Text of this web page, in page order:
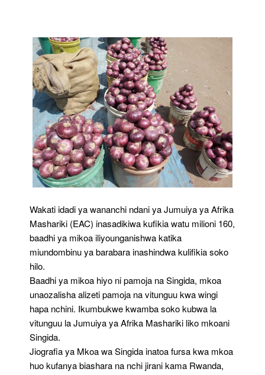
Wakati idadi ya wananchi ndani ya Jumuiya ya Afrika
Mashariki (EAC) inasadikiwa kufikia watu milioni 160,
baadhi ya mikoa iliyounganishwa katika
miundombinu ya barabara inashindwa kulifikia soko
hilo.
Baadhi ya mikoa hiyo ni pamoja na Singida, mkoa
unaozalisha alizeti pamoja na vitunguu kwa wingi
hapa nchini. Ikumbukwe kwamba soko kubwa la
vitunguu la Jumuiya ya Afrika Mashariki liko mkoani
Singida.
Jiografia ya Mkoa wa Singida inatoa fursa kwa mkoa
huo kufanya biashara na nchi jirani kama Rwanda,